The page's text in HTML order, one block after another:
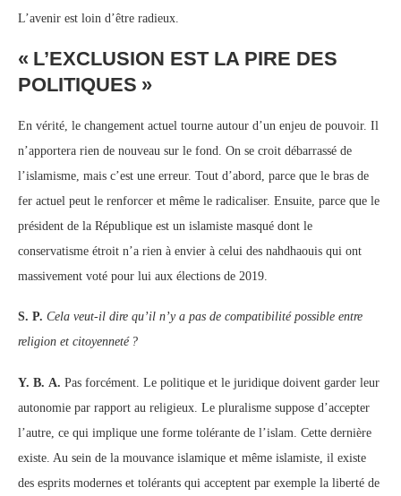
L’avenir est loin d’être radieux.
« L’EXCLUSION EST LA PIRE DES
POLITIQUES »
En vérité, le changement actuel tourne autour d’un enjeu de pouvoir. Il
n’apportera rien de nouveau sur le fond. On se croit débarrassé de
l’islamisme, mais c’est une erreur. Tout d’abord, parce que le bras de
fer actuel peut le renforcer et même le radicaliser. Ensuite, parce que le
président de la République est un islamiste masqué dont le
conservatisme étroit n’a rien à envier à celui des nahdhaouis qui ont
massivement voté pour lui aux élections de 2019.
S. P. Cela veut-il dire qu’il n’y a pas de compatibilité possible entre
religion et citoyenneté ?
Y. B. A. Pas forcément. Le politique et le juridique doivent garder leur
autonomie par rapport au religieux. Le pluralisme suppose d’accepter
l’autre, ce qui implique une forme tolérante de l’islam. Cette dernière
existe. Au sein de la mouvance islamique et même islamiste, il existe
des esprits modernes et tolérants qui acceptent par exemple la liberté de